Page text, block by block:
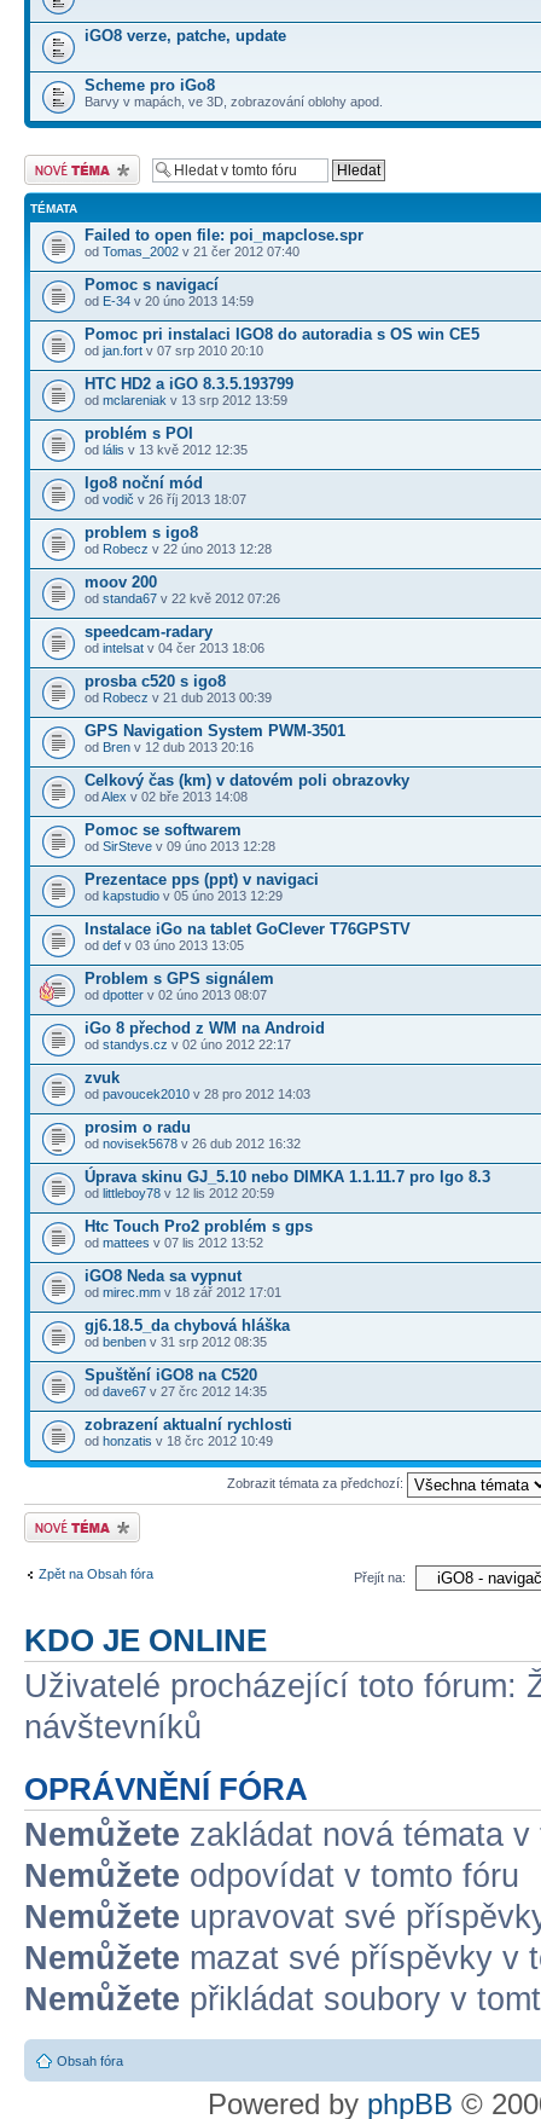
iGO8 verze, patche, update
Scheme pro iGo8
Barvy v mapách, ve 3D, zobrazování oblohy apod.
Odeslat nové téma
TÉMATA
Failed to open file: poi_mapclose.spr
od Tomas_2002 v 21 čer 2012 07:40
Pomoc s navigací
od E-34 v 20 úno 2013 14:59
Pomoc pri instalaci IGO8 do autoradia s OS win CE5
od jan.fort v 07 srp 2010 20:10
HTC HD2 a iGO 8.3.5.193799
od mclareniak v 13 srp 2012 13:59
problém s POI
od lális v 13 kvě 2012 12:35
Igo8 noční mód
od vodič v 26 říj 2013 18:07
problem s igo8
od Robecz v 22 úno 2013 12:28
moov 200
od standa67 v 22 kvě 2012 07:26
speedcam-radary
od intelsat v 04 čer 2013 18:06
prosba c520 s igo8
od Robecz v 21 dub 2013 00:39
GPS Navigation System PWM-3501
od Bren v 12 dub 2013 20:16
Celkový čas (km) v datovém poli obrazovky
odAlex v 02 bře 2013 14:08
Pomoc se softwarem
od SirSteve v 09 úno 2013 12:28
Prezentace pps (ppt) v navigaci
od kapstudio v 05 úno 2013 12:29
Instalace iGo na tablet GoClever T76GPSTV
od def v 03 úno 2013 13:05
Problem s GPS signálem
od dpotter v 02 úno 2013 08:07
iGo 8 přechod z WM na Android
od standys.cz v 02 úno 2012 22:17
zvuk
od pavoucek2010 v 28 pro 2012 14:03
prosim o radu
od novisek5678 v 26 dub 2012 16:32
Úprava skinu GJ_5.10 nebo DIMKA 1.1.11.7 pro Igo 8.3
od littleboy78 v 12 lis 2012 20:59
Htc Touch Pro2 problém s gps
od mattees v 07 lis 2012 13:52
iGO8 Neda sa vypnut
od mirec.mm v 18 zář 2012 17:01
gj6.18.5_da chybová hláška
od benben v 31 srp 2012 08:35
Spuštění iGO8 na C520
od dave67 v 27 črc 2012 14:35
zobrazení aktualní rychlosti
od honzatis v 18 črc 2012 10:49
Zobrazit témata za předchozí:
Odeslat nové téma
Zpět na Obsah fóra Přejít na:
KDO JE ONLINE
Uživatelé procházející toto fórum:
návštevníků
OPRÁVNĚNÍ FÓRA
Nemůžete zakládat nová témata v
Nemůžete odpovídat v tomto fóru
Nemůžete upravovat své
Nemůžete mazat své příspěvky v
Nemůžete přikládat soubory v
Obsah fóra
Powered by phpBB ©